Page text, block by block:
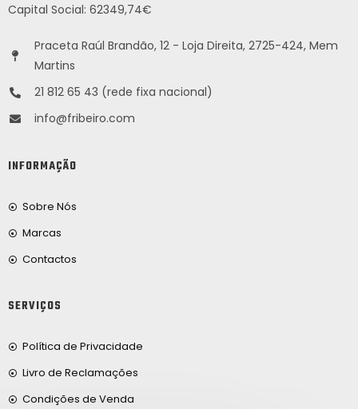
Capital Social: 62349,74€
Praceta Raúl Brandão, 12 - Loja Direita, 2725-424, Mem
Martins
21 812 65 43 (rede fixa nacional)
info@fribeiro.com
INFORMAÇÃO
Sobre Nós
Marcas
Contactos
SERVIÇOS
Política de Privacidade
Livro de Reclamações
Condições de Venda